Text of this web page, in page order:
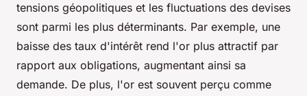
tensions géopolitiques et les fluctuations des devises
sont parmi les plus déterminants. Par exemple, une
baisse des taux d'intérêt rend l'or plus attractif par
rapport aux obligations, augmentant ainsi sa
demande. De plus, l'or est souvent perçu comme